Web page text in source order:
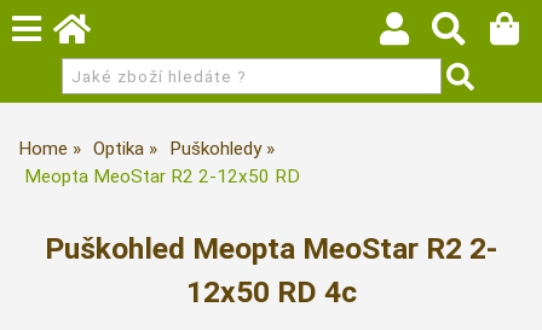
Home Optika
Puškohledy
Meopta MeoStar R2 2-12x50 RD
Puškohled Meopta MeoStar R2 2-
12x50 RD 4c